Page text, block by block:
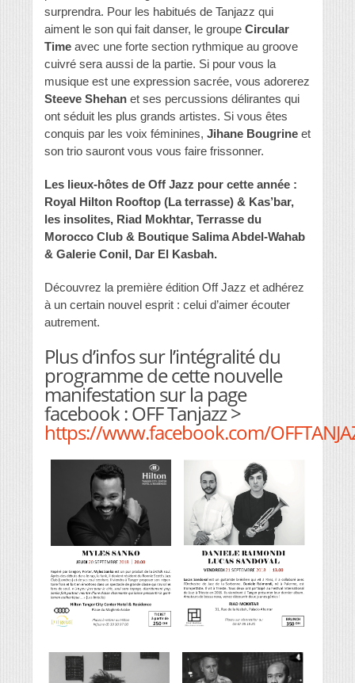
surprendra. Pour les habitués de Tanjazz qui
aiment le son qui fait danser, le groupe Circular
Time avec une forte section rythmique au groove
cuivré sera aussi de la partie. Si pour vous la
musique est une expression sacrée, vous adorerez
Steeve Shehan et ses percussions délirantes qui
ont séduit les plus grands artistes. Si vous êtes
conquis par les voix féminines, Jihane Bougrine et
son trio sauront vous vous faire frissonner.
Les lieux-hôtes de Off Jazz pour cette année :
Royal Hilton Rooftop (La terrasse) & Kas’bar,
les insolites, Riad Mokhtar, Terrasse du
Morocco Club & Boutique Salima Abdel-Wahab
& Galerie Conil, Dar El Kasbah.
Découvrez la première édition Off Jazz et adhérez
à un certain nouvel esprit : celui d’aimer écouter
autrement.
Plus d’infos sur l’intégralité du
programme de cette nouvelle
manifestation sur la page
facebook : OFF Tanjazz >
https://www.facebook.com/